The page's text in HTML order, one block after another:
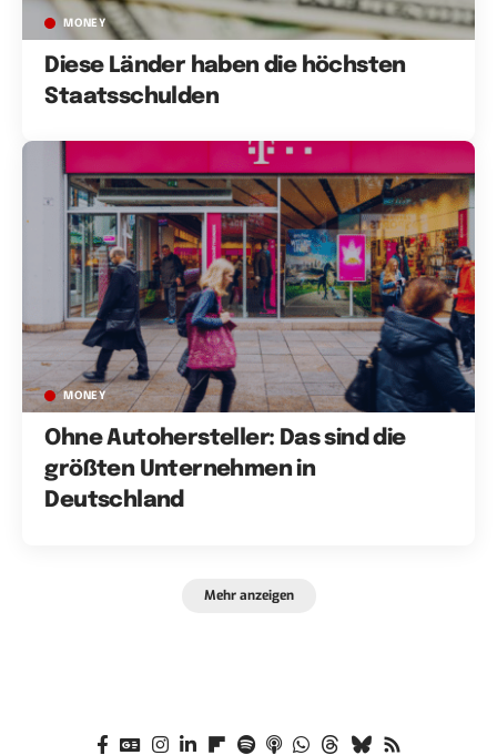
MONEY
Diese Länder haben die höchsten
Staatsschulden
MONEY
Ohne Autohersteller: Das sind die
größten Unternehmen in
Deutschland
Mehr anzeigen